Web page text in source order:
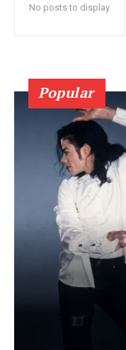
No posts to display
Popular